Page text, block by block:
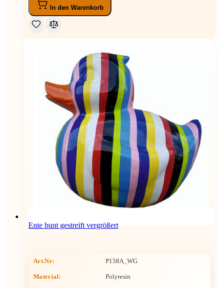
In den Warenkorb
Ente bunt gestreift vergrößert
Art.Nr: P158A_WG
Material: Polyresin